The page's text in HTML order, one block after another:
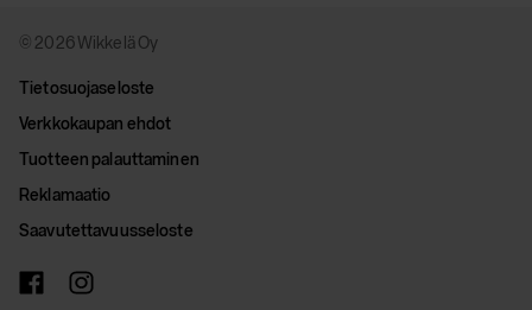
© 2026 Wikkelä Oy
Tietosuojaseloste
Verkkokaupan ehdot
Tuotteen palauttaminen
Reklamaatio
Saavutettavuusseloste
facebookinstagram